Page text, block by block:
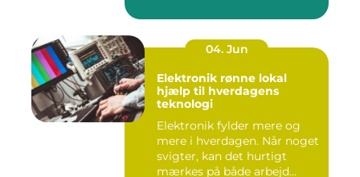
04. Jun
Elektronik rønne lokal
hjælp til hverdagens
teknologi
Elektronik fylder mere og
mere i hverdagen. Når noget
svigter, kan det hurtigt
mærkes på både arbejd...